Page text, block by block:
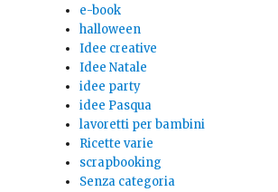
e-book
halloween
Idee creative
Idee Natale
idee party
idee Pasqua
lavoretti per bambini
Ricette varie
scrapbooking
Senza categoria